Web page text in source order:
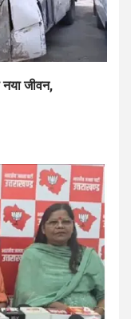
नया जीवन,